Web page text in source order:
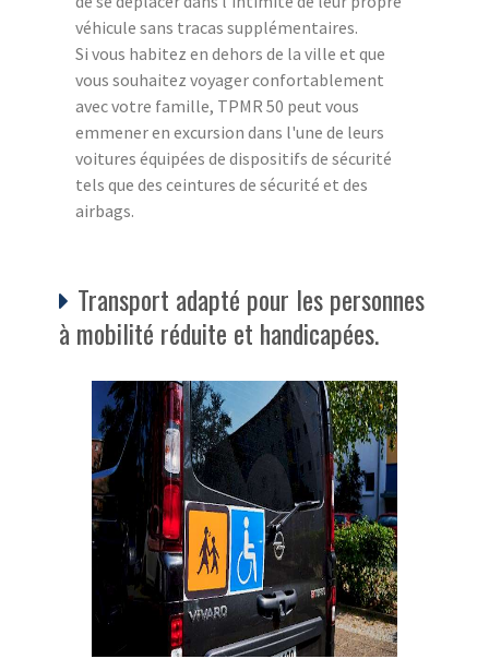
véhicule sans tracas supplémentaires.
Si vous habitez en dehors de la ville et que
vous souhaitez voyager confortablement
avec votre famille, TPMR 50 peut vous
emmener en excursion dans l'une de leurs
voitures équipées de dispositifs de sécurité
tels que des ceintures de sécurité et des
airbags.
Transport adapté pour les personnes
à mobilité réduite et handicapées.